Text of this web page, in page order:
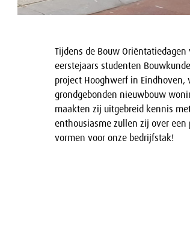
Tijdens de Bouw
eerstejaars studenten
project Hooghwerf in Eindhoven,
grondgebonden nieuwbouw
maakten zij uitgebreid kennis
enthousiasme zullen zij over
vormen voor onze bedrijfstak!